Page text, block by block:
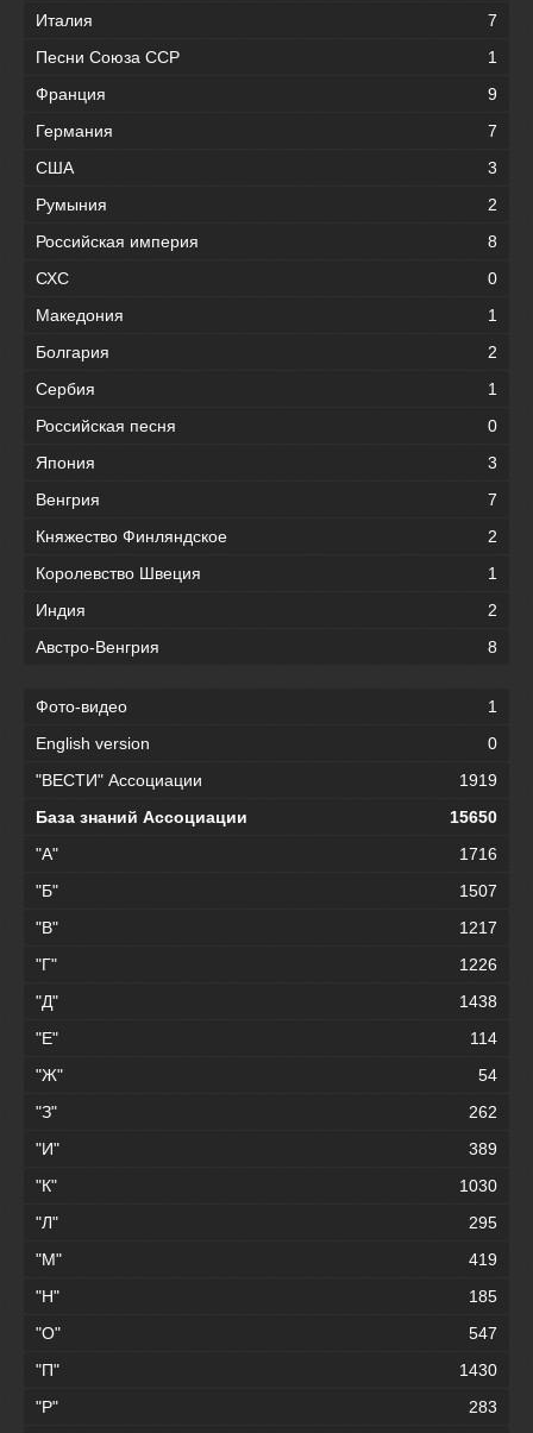
Италия
7
Песни Союза ССР
1
Франция
9
Германия
7
США
3
Румыния
2
Российская империя
8
СХС
0
Македония
1
Болгария
2
Сербия
1
Российская песня
0
Япония
3
Венгрия
7
Княжество Финляндское
2
Королевство Швеция
1
Индия
2
Австро-Венгрия
8
Фото-видео
1
English version
0
"ВЕСТИ" Ассоциации
1919
База знаний Ассоциации
15650
"А"
1716
"Б"
1507
"В"
1217
"Г"
1226
"Д"
1438
"Е"
114
"Ж"
54
"З"
262
"И"
389
"К"
1030
"Л"
295
"М"
419
"Н"
185
"О"
547
"П"
1430
"Р"
283